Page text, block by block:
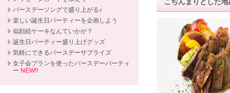
バースデーソングで盛り上がる♪
楽しい誕生日パーティーを企画しよう
似顔絵ケーキなんていかが？
誕生日パーティー盛り上げグッズ
気軽にできるバースデーサプライズ
女子会プランを使ったバースデーパーティ
ー NEW!!